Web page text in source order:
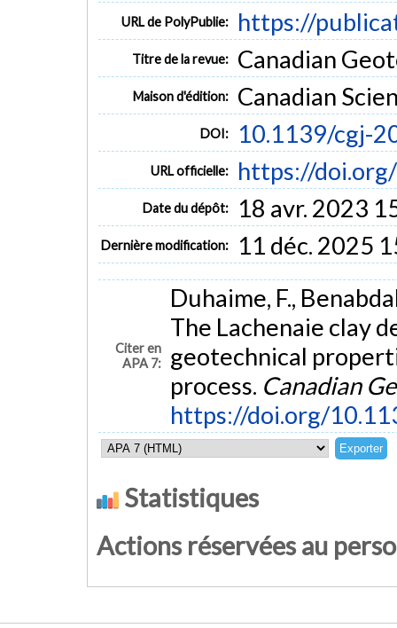
URL de PolyPublie: https://
Titre de la revue: Canadian
Maison d'édition: Canadian
DOI: 10.1139/cgj-
URL officielle: https://
Date du dépôt: 18 avr. 2023
Dernière modification: 11 déc. 2025
Citer en
APA 7:
Duhaime, F.,
The Lachenaie clay
geotechnical
process. Canadian
https://doi.org/
Statistiques
Actions réservées au